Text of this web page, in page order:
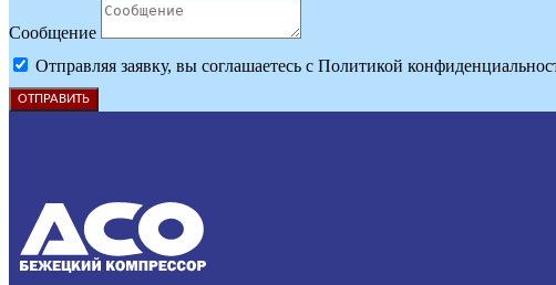
Сообщение
Отправляя заявку, вы соглашаетесь с Политикой
ОТПРАВИТЬ